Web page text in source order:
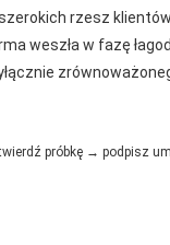
rzesz
weszła w fazę
próbkę → podpisz